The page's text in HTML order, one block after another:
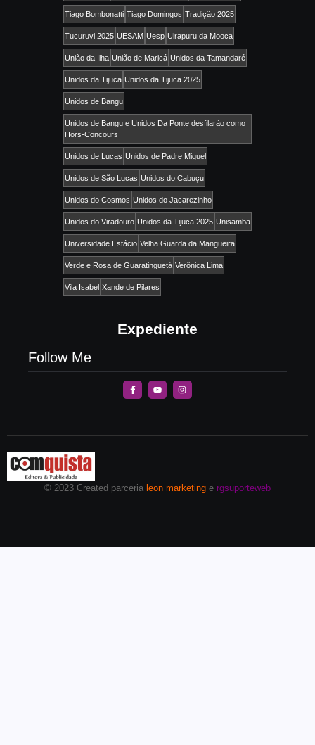
Tiago Bombonatti Tiago Domingos Tradição 2025
Tucuruvi 2025 UESAM Uesp Uirapuru da Mooca
União da Ilha União de Maricá Unidos da Tamandaré
Unidos da Tijuca Unidos da Tijuca 2025
Unidos de Bangu
Unidos de Bangu e Unidos Da Ponte desfilarão como
Hors-Concours
Unidos de Lucas Unidos de Padre Miguel
Unidos de São Lucas Unidos do Cabuçu
Unidos do Cosmos Unidos do Jacarezinho
Unidos do Viradouro Unidos da Tijuca 2025 Unisamba
Universidade Estácio Velha Guarda da Mangueira
Verde e Rosa de Guaratinguetá Verônica Lima
Vila Isabel Xande de Pilares
Expediente
Follow Me
© 2023 Created parceria leon marketing e rgsuporteweb